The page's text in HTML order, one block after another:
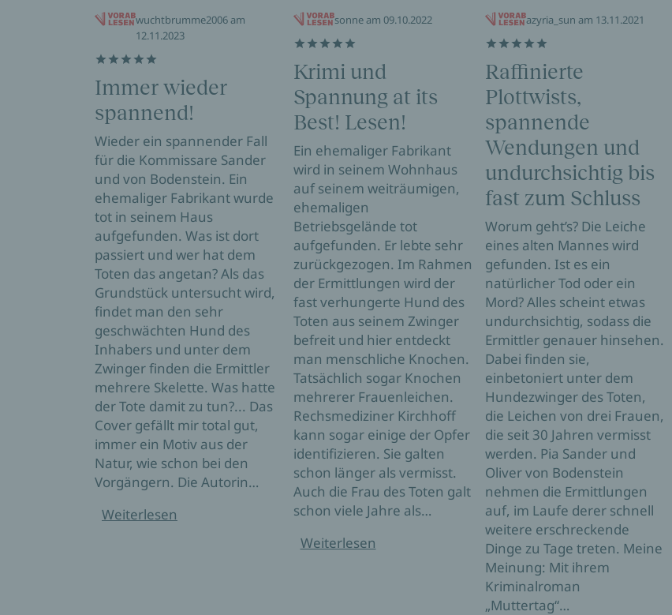
wuchtbrumme2006 am
12.11.2023
Immer wieder
spannend!
Wieder ein spannender Fall
für die Kommissare Sander
und von Bodenstein. Ein
ehemaliger Fabrikant wurde
tot in seinem Haus
aufgefunden. Was ist dort
passiert und wer hat dem
Toten das angetan? Als das
Grundstück untersucht wird,
findet man den sehr
geschwächten Hund des
Inhabers und unter dem
Zwinger finden die Ermittler
mehrere Skelette. Was hatte
der Tote damit zu tun?... Das
Cover gefällt mir total gut,
immer ein Motiv aus der
Natur, wie schon bei den
Vorgängern. Die Autorin…
Weiterlesen
sonne am 09.10.2022
Krimi und
Spannung at its
Best! Lesen!
Ein ehemaliger Fabrikant
wird in seinem Wohnhaus
auf seinem weiträumigen,
ehemaligen
Betriebsgelände tot
aufgefunden. Er lebte sehr
zurückgezogen. Im Rahmen
der Ermittlungen wird der
fast verhungerte Hund des
Toten aus seinem Zwinger
befreit und hier entdeckt
man menschliche Knochen.
Tatsächlich sogar Knochen
mehrerer Frauenleichen.
Rechsmediziner Kirchhoff
kann sogar einige der Opfer
identifizieren. Sie galten
schon länger als vermisst.
Auch die Frau des Toten galt
schon viele Jahre als…
Weiterlesen
azyria_sun am 13.11.2021
Raffinierte
Plottwists,
spannende
Wendungen und
undurchsichtig bis
fast zum Schluss
Worum geht’s? Die Leiche
eines alten Mannes wird
gefunden. Ist es ein
natürlicher Tod oder ein
Mord? Alles scheint etwas
undurchsichtig, sodass die
Ermittler genauer hinsehen.
Dabei finden sie,
einbetoniert unter dem
Hundezwinger des Toten,
die Leichen von drei Frauen,
die seit 30 Jahren vermisst
werden. Pia Sander und
Oliver von Bodenstein
nehmen die Ermittlungen
auf, im Laufe derer schnell
weitere erschreckende
Dinge zu Tage treten. Meine
Meinung: Mit ihrem
Kriminalroman
„Muttertag“…